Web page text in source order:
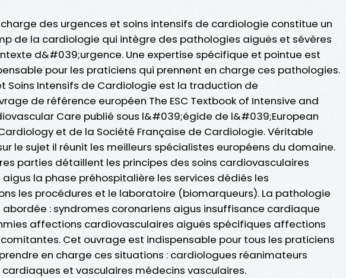
charge des urgences et soins intensifs de cardiologie constitue un
de la cardiologie qui intègre des pathologies aiguës et sévères
d&#039;urgence. Une expertise spécifique et pointue est
pour les praticiens qui prennent en charge ces pathologies.
Soins Intensifs de Cardiologie est la traduction de
de référence européen The ESC Textbook of Intensive and
Care publié sous l&#039;égide de l&#039;European
et de la Société Française de Cardiologie. Véritable
le sujet il réunit les meilleurs spécialistes européens du domaine.
parties détaillent les principes des soins cardiovasculaires
la phase préhospitalière les services dédiés les
les procédures et le laboratoire (biomarqueurs). La pathologie
abordée : syndromes coronariens aigus insuffisance cardiaque
affections cardiovasculaires aiguës spécifiques affections
Cet ouvrage est indispensable pour tous les praticiens
en charge ces situations : cardiologues réanimateurs
cardiaques et vasculaires médecins vasculaires.